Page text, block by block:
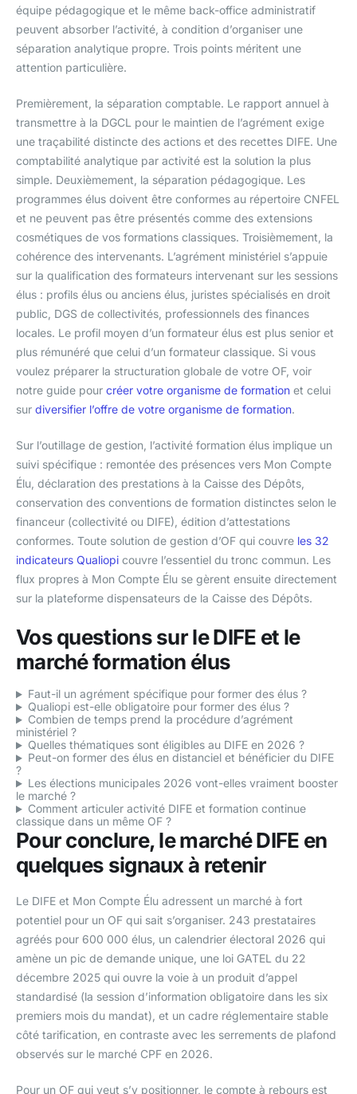
équipe pédagogique et le même back-office administratif
peuvent absorber l’activité, à condition d’organiser une
séparation analytique propre. Trois points méritent une
attention particulière.
Premièrement, la séparation comptable. Le rapport annuel à
transmettre à la DGCL pour le maintien de l’agrément exige
une traçabilité distincte des actions et des recettes DIFE. Une
comptabilité analytique par activité est la solution la plus
simple. Deuxièmement, la séparation pédagogique. Les
programmes élus doivent être conformes au répertoire CNFEL
et ne peuvent pas être présentés comme des extensions
cosmétiques de vos formations classiques. Troisièmement, la
cohérence des intervenants. L’agrément ministériel s’appuie
sur la qualification des formateurs intervenant sur les sessions
élus : profils élus ou anciens élus, juristes spécialisés en droit
public, DGS de collectivités, professionnels des finances
locales. Le profil moyen d’un formateur élus est plus senior et
plus rémunéré que celui d’un formateur classique. Si vous
voulez préparer la structuration globale de votre OF, voir
notre guide pour créer votre organisme de formation et celui
sur diversifier l’offre de votre organisme de formation.
Sur l’outillage de gestion, l’activité formation élus implique un
suivi spécifique : remontée des présences vers Mon Compte
Élu, déclaration des prestations à la Caisse des Dépôts,
conservation des conventions de formation distinctes selon le
financeur (collectivité ou DIFE), édition d’attestations
conformes. Toute solution de gestion d’OF qui couvre les 32
indicateurs Qualiopi couvre l’essentiel du tronc commun. Les
flux propres à Mon Compte Élu se gèrent ensuite directement
sur la plateforme dispensateurs de la Caisse des Dépôts.
Vos questions sur le DIFE et le
marché formation élus
Faut-il un agrément spécifique pour former des élus ?
Qualiopi est-elle obligatoire pour former des élus ?
Combien de temps prend la procédure d’agrément
ministériel ?
Quelles thématiques sont éligibles au DIFE en 2026 ?
Peut-on former des élus en distanciel et bénéficier du DIFE
?
Les élections municipales 2026 vont-elles vraiment booster
le marché ?
Comment articuler activité DIFE et formation continue
classique dans un même OF ?
Pour conclure, le marché DIFE en
quelques signaux à retenir
Le DIFE et Mon Compte Élu adressent un marché à fort
potentiel pour un OF qui sait s’organiser. 243 prestataires
agréés pour 600 000 élus, un calendrier électoral 2026 qui
amène un pic de demande unique, une loi GATEL du 22
décembre 2025 qui ouvre la voie à un produit d’appel
standardisé (la session d’information obligatoire dans les six
premiers mois du mandat), et un cadre réglementaire stable
côté tarification, en contraste avec les serrements de plafond
observés sur le marché CPF en 2026.
Pour un OF qui veut s’y positionner, le compte à rebours est